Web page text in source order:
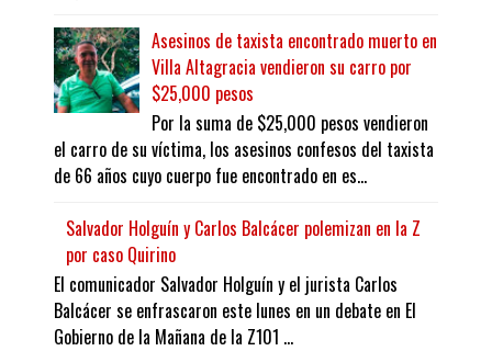
Asesinos de taxista encontrado muerto en
Villa Altagracia vendieron su carro por
$25,000 pesos
Por la suma de $25,000 pesos vendieron
el carro de su víctima, los asesinos confesos del taxista
de 66 años cuyo cuerpo fue encontrado en es...
Salvador Holguín y Carlos Balcácer polemizan en la Z
por caso Quirino
El comunicador Salvador Holguín y el jurista Carlos
Balcácer se enfrascaron este lunes en un debate en El
Gobierno de la Mañana de la Z101 ...